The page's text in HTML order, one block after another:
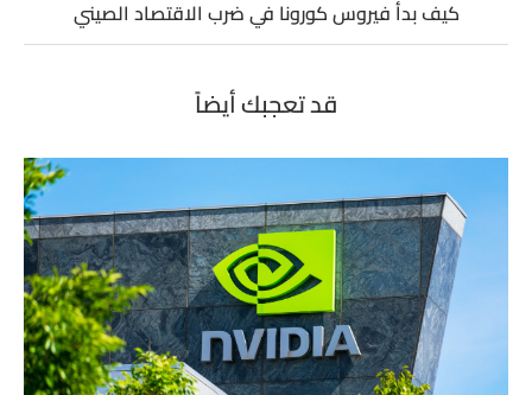
كيف بدأ فيروس كورونا في ضرب الاقتصاد الصيني
قد تعجبك أيضاً